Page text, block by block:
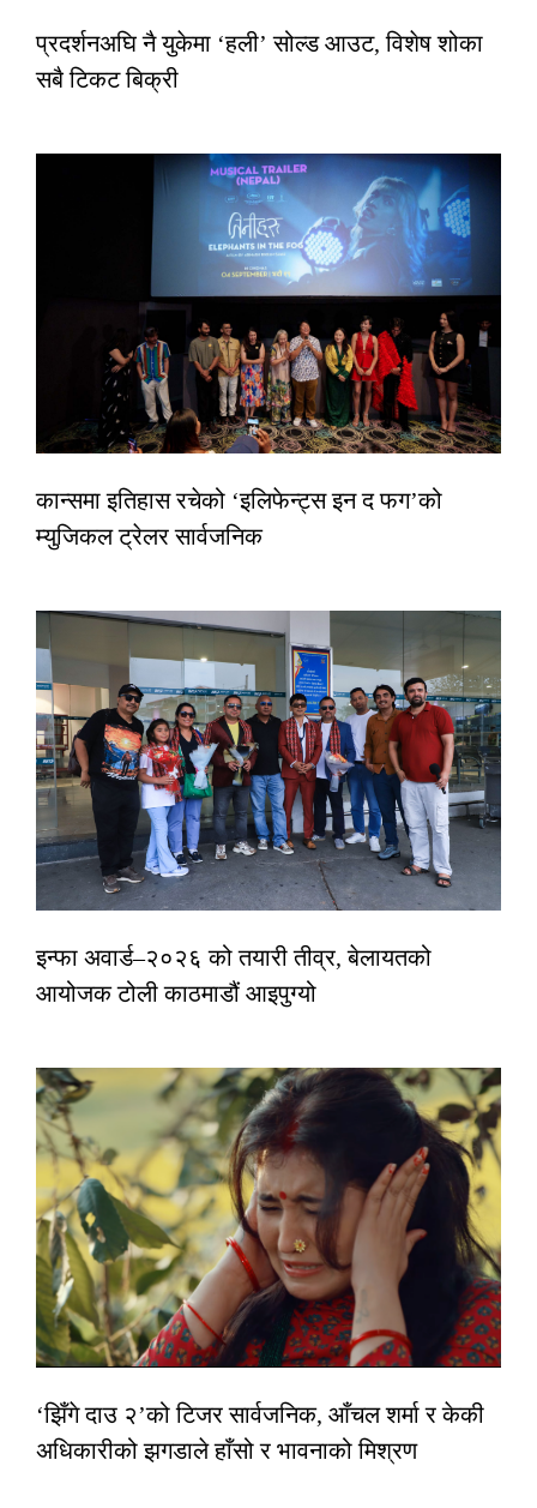
प्रदर्शनअघि नै युकेमा ‘हली’ सोल्ड आउट, विशेष शोका
सबै टिकट बिक्री
कान्समा इतिहास रचेको ‘इलिफेन्ट्स इन द फग’को
म्युजिकल ट्रेलर सार्वजनिक
इन्फा अवार्ड–२०२६ को तयारी तीव्र, बेलायतको
आयोजक टोली काठमाडौं आइपुग्यो
‘झिँगे दाउ २’को टिजर सार्वजनिक, आँचल शर्मा र केकी
अधिकारीको झगडाले हाँसो र भावनाको मिश्रण